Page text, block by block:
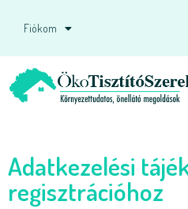
Fiókom
Adatkezelési
regisztrációhoz